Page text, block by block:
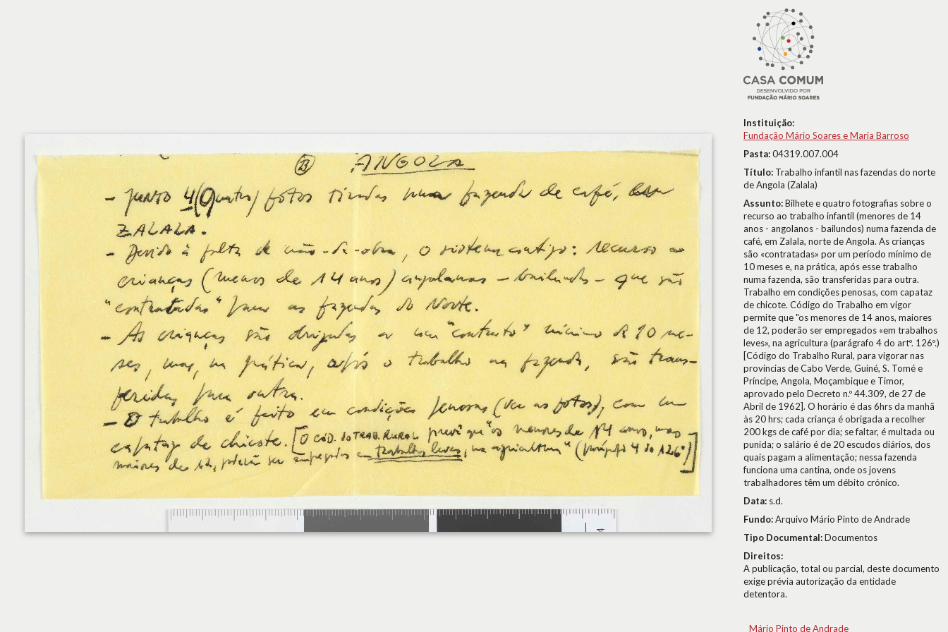
Instituição:
Fundação Mário Soares e Maria Barroso
Pasta:04319.007.004
Título: Trabalho infantil nas fazendas do norte
de Angola (Zalala)
Assunto:Bilhete e quatro fotografias sobre o
recurso ao trabalho infantil (menores de 14
anos - angolanos - bailundos) numa fazenda de
café, em Zalala, norte de Angola. As crianças
são «contratadas» por um período mínimo de
10 meses e, na prática, após esse trabalho
numa fazenda, são transferidas para outra.
Trabalho em condições penosas, com capataz
de chicote. Código do Trabalho em vigor
permite que "os menores de 14 anos, maiores
de 12, poderão ser empregados «em trabalhos
leves», na agricultura (parágrafo 4 do artº. 126º.)
[Código do Trabalho Rural, para vigorar nas
províncias de Cabo Verde, Guiné, S. Tomé e
Príncipe, Angola, Moçambique e Timor,
aprovado pelo Decreto n.º 44.309, de 27 de
Abril de 1962]. O horário é das 6hrs da manhã
às 20 hrs; cada criança é obrigada a recolher
200 kgs de café por dia; se faltar, é multada ou
punida; o salário é de 20 escudos diários, dos
quais pagam a alimentação; nessa fazenda
funciona uma cantina, onde os jovens
trabalhadores têm um débito crónico.
Data: s.d.
Fundo:Arquivo Mário Pinto de Andrade
Tipo Documental:Documentos
Direitos:
A publicação, total ou parcial, deste documento
exige prévia autorização da entidade
detentora.
Mário Pinto de Andrade